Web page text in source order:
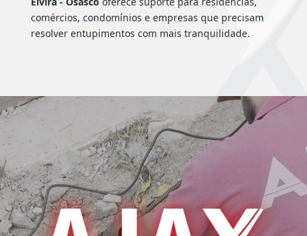
comércios, condomínios e empresas que precisam
resolver entupimentos com mais tranquilidade.